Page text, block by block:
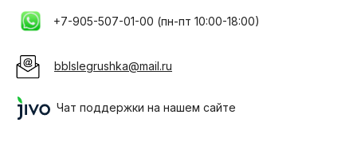
+7-905-507-01-00 (пн-пт 10:00-18:00)
bblslegrushka@mail.ru
Чат поддержки на нашем сайте